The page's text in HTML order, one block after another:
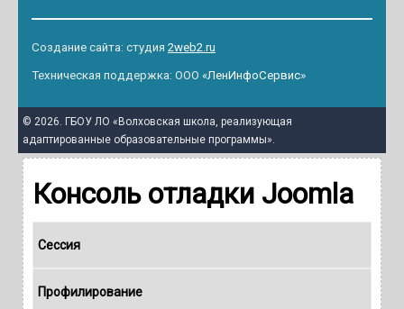
Создание сайта: студия 2web2.ru
Техническая поддержка: ООО «ЛенИнфоСервис»
© 2026. ГБОУ ЛО «Волховская школа, реализующая
адаптированные образовательные программы».
Консоль отладки Joomla
Сессия
Профилирование